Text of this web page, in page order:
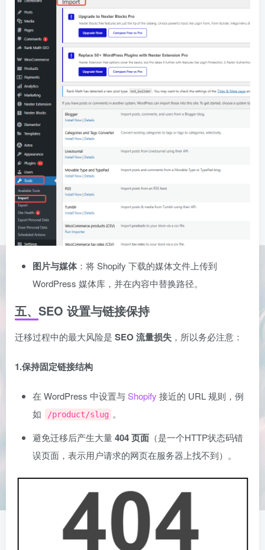
图片与媒体：将 Shopify 下载的媒体文件上传到
WordPress 媒体库，并在内容中替换路径。
五、SEO 设置与链接保持
迁移过程中的最大风险是 SEO 流量损失 ，所以务必注意：
1.保持固定链接结构
在 WordPress 中设置与Shopify 接近的 URL 规则，例
如
/product/slug 。
避免迁移后产生大量404 页面 （是一个HTTP状态码错
误页面，表示用户请求的网页在服务器上找不到）。